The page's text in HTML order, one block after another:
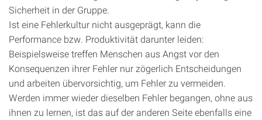
Sicherheit in der Gruppe.
Ist eine Fehlerkultur nicht ausgeprägt, kann die
Performance bzw. Produktivität darunter leiden:
Beispielsweise treffen Menschen aus Angst vor den
Konsequenzen ihrer Fehler nur zögerlich Entscheidungen
und arbeiten übervorsichtig, um Fehler zu vermeiden.
Werden immer wieder dieselben Fehler begangen, ohne aus
ihnen zu lernen, ist das auf der anderen Seite ebenfalls eine